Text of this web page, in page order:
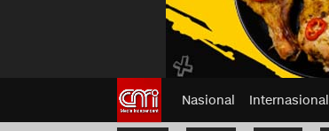
Nasional Internasional